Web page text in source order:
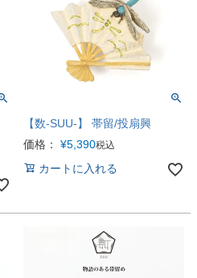
【数-SUU-】 帯留/投扇興
価格：
¥5,390税込
カートに入れる